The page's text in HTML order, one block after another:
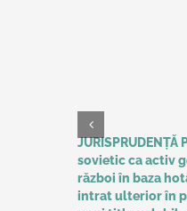
sovietic ca activ
război în baza
intrat ulterior în